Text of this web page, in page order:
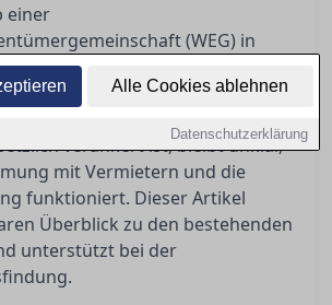
Alle Cookies ablehnen
Datenschutzerklärung
einer
(WEG) in
rechtliche und technische
und Eigentümer auf. Während
verankert ist, bleibt unklar,
mit Vermietern und die
funktioniert. Dieser Artikel
Überblick zu den bestehenden
unterstützt bei der